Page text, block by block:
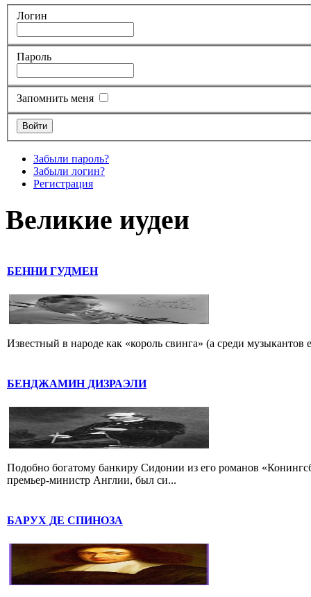
Логин
Пароль
Запомнить меня
Забыли пароль?
Забыли логин?
Регистрация
Великие иудеи
БЕННИ ГУДМЕН
Известный в народе как «король свинга» (а среди
БЕНДЖАМИН ДИЗРАЭЛИ
Подобно богатому банкиру Сидонии из его романов
премьер-министр Англии, был си...
БАРУХ ДЕ СПИНОЗА